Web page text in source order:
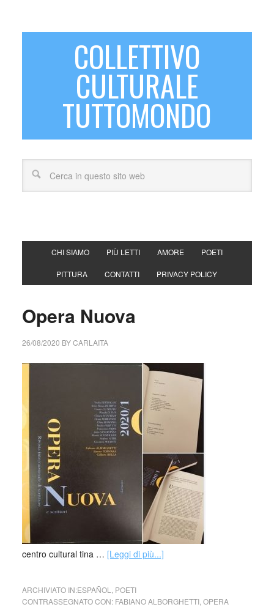
COLLETTIVO
CULTURALE
TUTTOMONDO
CHI SIAMO PIÙ LETTI AMORE POETI
PITTURA CONTATTI PRIVACY POLICY
Opera Nuova
26/08/2020 BYCARLAITA
centro cultural tina … [Leggi di più...]
ARCHIVIATO IN:ESPAÑOL
POETI
CONTRASSEGNATO CON: FABIANO ALBORGHETTI, OPERA